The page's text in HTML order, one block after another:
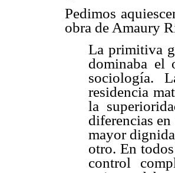
Pedimos
obra de Amaury
La primitiva
dominaba el
sociología.
residencia
la
diferencias
mayor
otro. En
control